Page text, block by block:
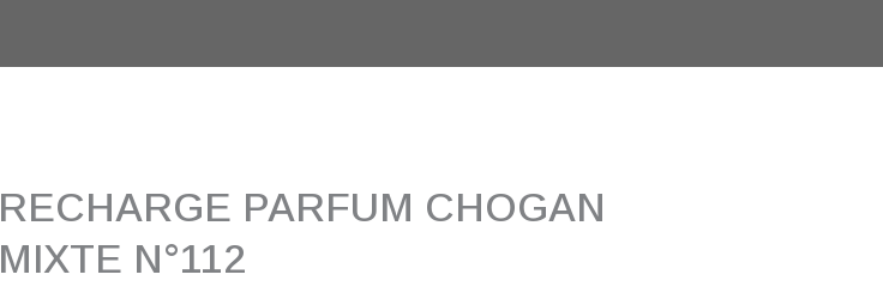
RECHARGE PARFUM CHOGAN
MIXTE N°112